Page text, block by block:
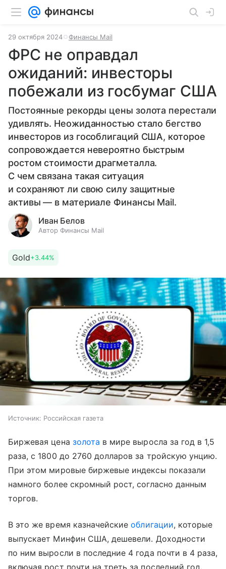
29 октября 2024 Финансы Mail
ФРС не оправдал
ожиданий: инвесторы
побежали из госбумаг США
Постоянные рекорды цены золота перестали
удивлять. Неожиданностью стало бегство
инвесторов из гособлигаций США, которое
сопровождается невероятно быстрым
ростом стоимости драгметалла.
С чем связана такая ситуация
и сохраняют ли свою силу защитные
активы — в материале Финансы Mail.
Иван Белов
Автор Финансы Mail
Gold+3.44%
Источник: Российская газета
Биржевая цена золота в мире выросла за год в 1,5
раза, с 1800 до 2760 долларов за тройскую унцию.
При этом мировые биржевые индексы показали
намного более скромный рост, согласно данным
торгов.
В это же время казначейскиеоблигации, которые
выпускает Минфин США, дешевели. Доходности
по ним выросли в последние 4 года почти в 4 раза,
включая рост почти на треть за последний год.